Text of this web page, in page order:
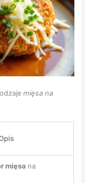
mięsa na
mięsa na